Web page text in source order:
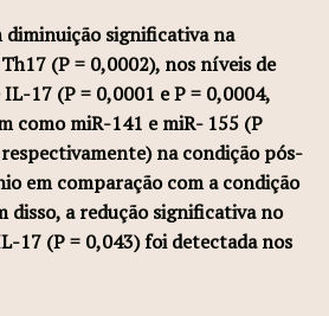
diminuição significativa na
(P = 0,0002), nos níveis de
IL-17 (P = 0,0001 e P = 0,0004,
como miR-141 e miR- 155 (P
na condição pós-
em comparação com a condição
a redução significativa no
17 (P = 0,043) foi detectada nos